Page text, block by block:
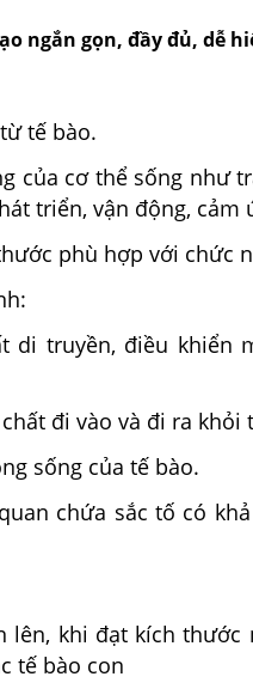
ngắn gọn, đầy đủ, dễ
tế bào.
của cơ thể sống như
triển, vận động, cảm
phù hợp với chức
di truyền, điều khiển
đi vào và đi ra khỏi
sống của tế bào.
chứa sắc tố có
lên, khi đạt kích thước
tế bào con